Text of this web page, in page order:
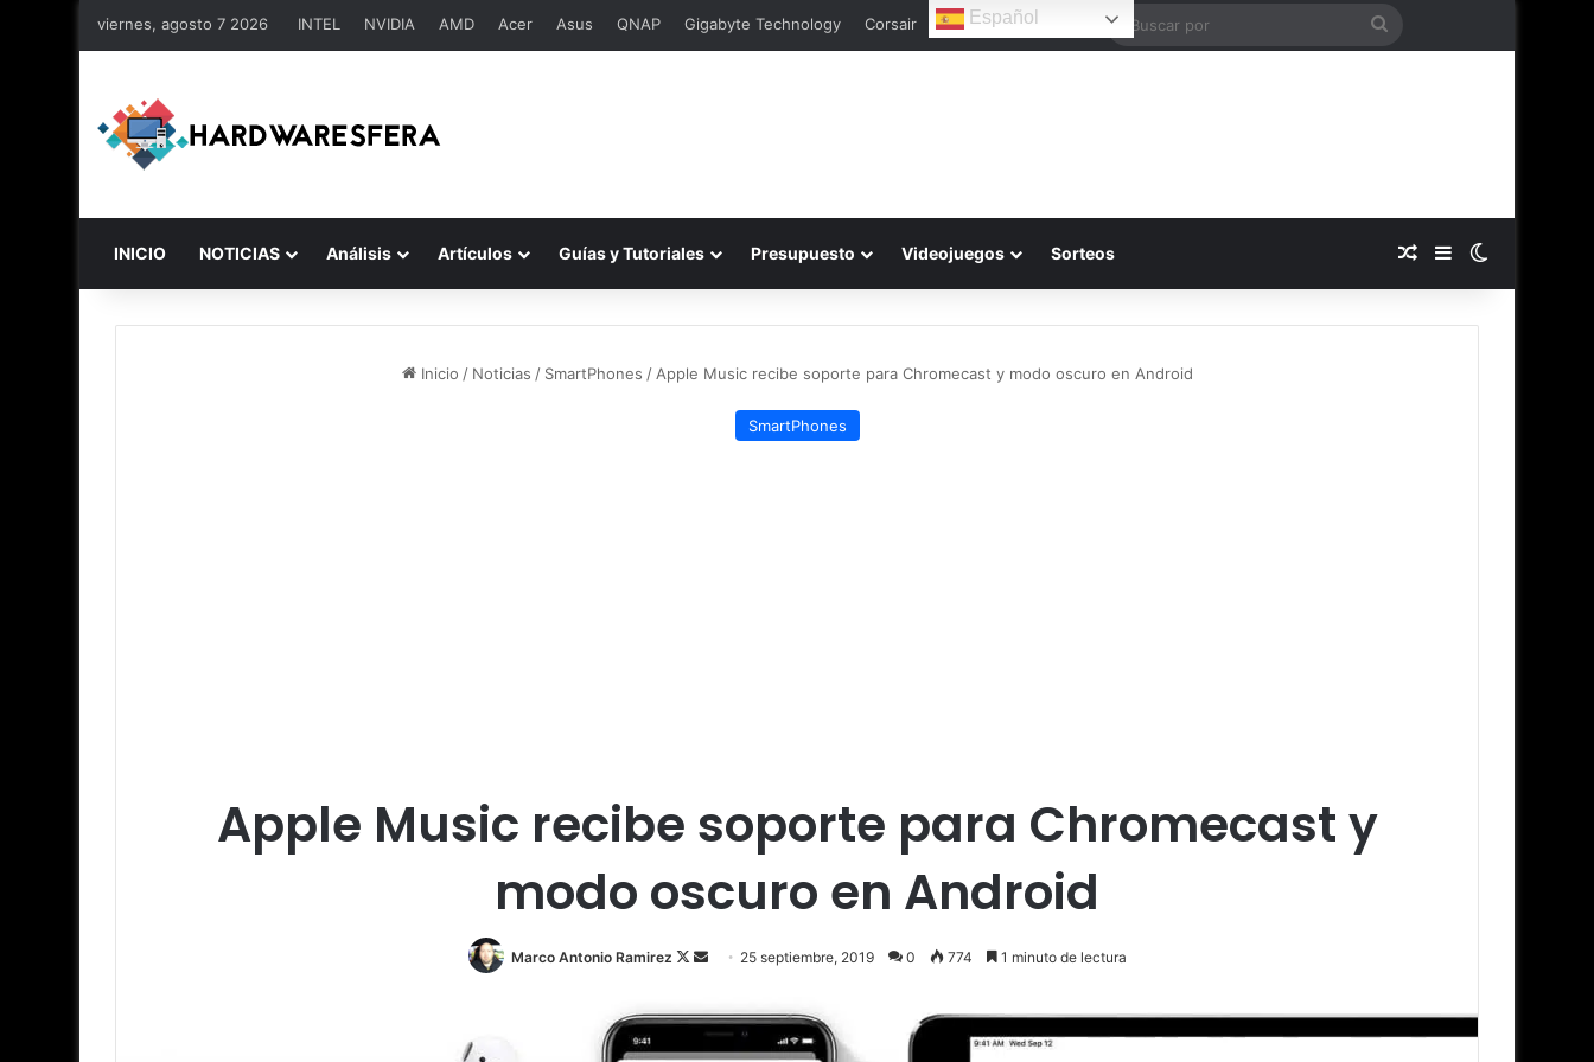
viernes, agosto 7 2026 INTEL NVIDIA AMD Acer Asus QNAP Gigabyte Technology Corsair Español
Buscar
INICIO NOTICIAS Análisis Artículos Guías y Tutoriales Presupuesto Videojuegos Sorteos Publicación al azar
Barra lateral
Inicio / Noticias / SmartPhones / Apple Music recibe soporte para Chromecast y modo oscuro en Android
SmartPhones
Apple Music recibe soporte para Chromecast y
modo oscuro en Android
Marco Antonio Ramirez
F
l
S
n
25 septiembre, 2019 0 774 1 minuto de lectura